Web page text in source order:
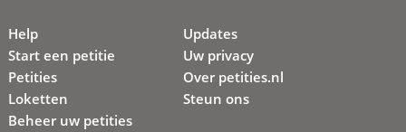
Help
Start een petitie
Petities
Loketten
Beheer uw petities
Updates
Uw privacy
Over petities.nl
Steun ons